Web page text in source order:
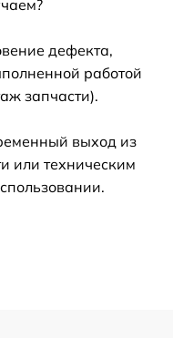
дефекта,
работой
запчасти).
выход из
или техническим